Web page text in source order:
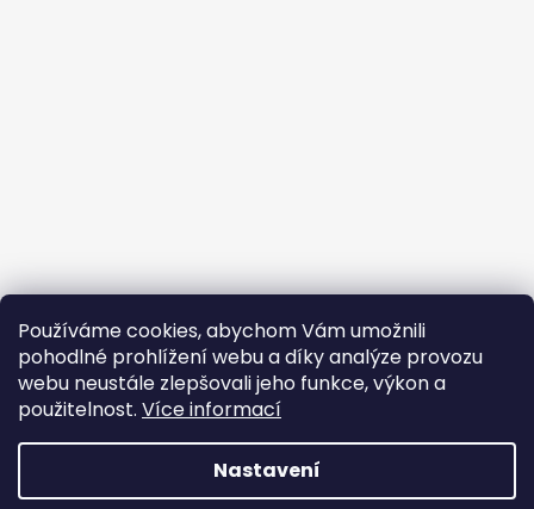
Používáme cookies, abychom Vám umožnili
pohodlné prohlížení webu a díky analýze provozu
webu neustále zlepšovali jeho funkce, výkon a
použitelnost. Více informací
Nastavení